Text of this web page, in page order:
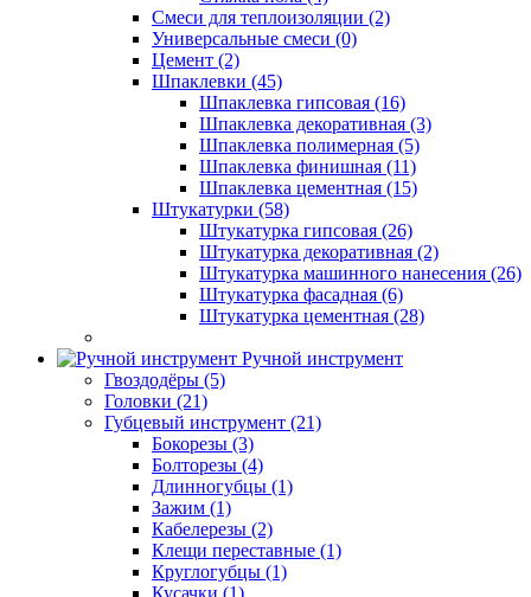
Смеси для теплоизоляции (2)
Универсальные смеси (0)
Цемент (2)
Шпаклевки (45)
Шпаклевка гипсовая (16)
Шпаклевка декоративная (3)
Шпаклевка полимерная (5)
Шпаклевка финишная (11)
Шпаклевка цементная (15)
Штукатурки (58)
Штукатурка гипсовая (26)
Штукатурка декоративная (2)
Штукатурка машинного нанесения (26)
Штукатурка фасадная (6)
Штукатурка цементная (28)
Ручной инструмент
Гвоздодёры (5)
Головки (21)
Губцевый инструмент (21)
Бокорезы (3)
Болторезы (4)
Длинногубцы (1)
Зажим (1)
Кабелерезы (2)
Клещи переставные (1)
Круглогубцы (1)
Кусачки (1)